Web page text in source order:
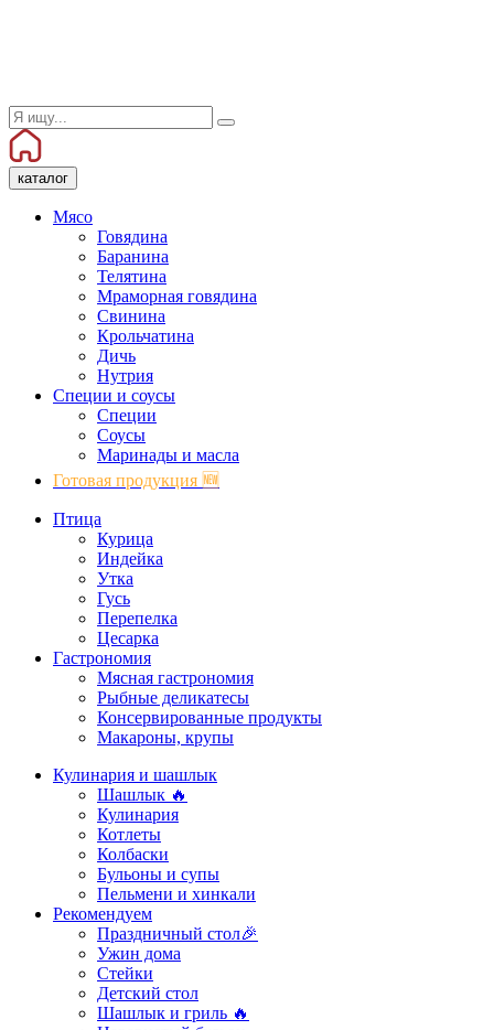
каталог
Мясо
Говядина
Баранина
Телятина
Мраморная говядина
Свинина
Крольчатина
Дичь
Нутрия
Специи и соусы
Специи
Соусы
Маринады и масла
Готовая продукция 🆕
Птица
Курица
Индейка
Утка
Гусь
Перепелка
Цесарка
Гастрономия
Мясная гастрономия
Рыбные деликатесы
Консервированные продукты
Макароны, крупы
Кулинария и шашлык
Шашлык 🔥
Кулинария
Котлеты
Колбаски
Бульоны и супы
Пельмени и хинкали
Рекомендуем
Праздничный стол🎉
Ужин дома
Стейки
Детский стол
Шашлык и гриль 🔥